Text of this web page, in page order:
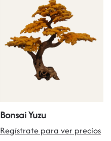
Bonsai Yuzu
Regístrate para ver precios